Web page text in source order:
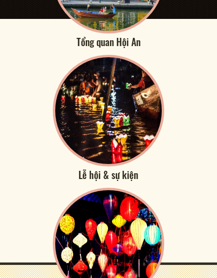
Tổng quan Hội An
Lễ hội & sự kiện